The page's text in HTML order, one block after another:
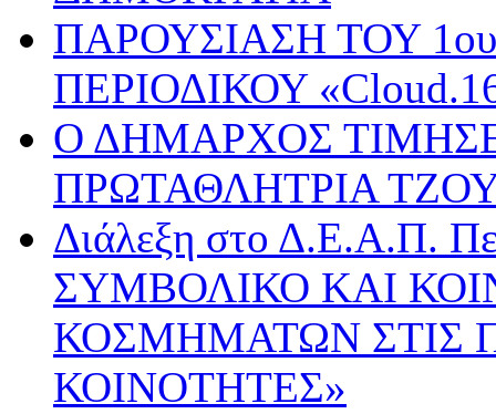
ΠΑΡΟΥΣΙΑΣΗ ΤΟΥ
ΠΕΡΙΟΔΙΚΟΥ
Ο ΔΗΜΑΡΧΟΣ
ΠΡΩΤΑΘΛΗΤΡΙΑ
Διάλεξη στο Δ.Ε.Α.Π.
ΣΥΜΒΟΛΙΚΟ ΚΑΙ
ΚΟΣΜΗΜΑΤΩΝ ΣΤΙΣ
ΚΟΙΝΟΤΗΤΕΣ»